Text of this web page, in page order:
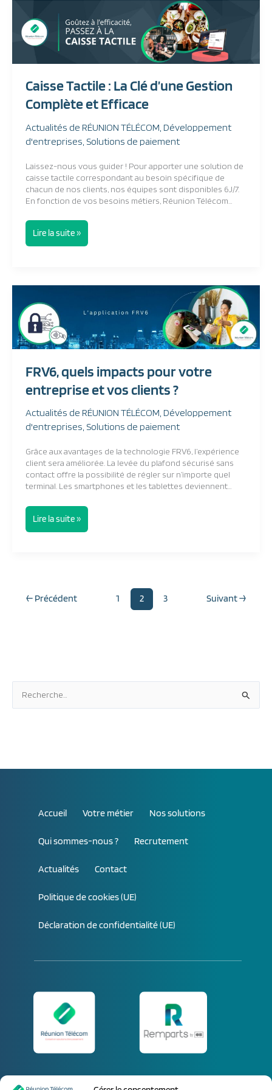
e
Caisse Tactile : La Clé d’une Gestion
Complète et Efficace
Actualités de RÉUNION TÉLÉCOM, Développement
d'entreprises, Solutions de paiement
Laissez-nous vous guider ! Pour apporter une solution de
caisse tactile correspondant au besoin spécifique de
chacun de nos clients, nos équipes sont disponibles 6J/7.
En fonction de vos besoins métiers, Réunion Télécom…
Tactile
:
La
d’une
Complète
Efficace
Lire la suite »
FRV6, quels impacts pour votre
entreprise et vos clients ?
Actualités de RÉUNION TÉLÉCOM, Développement
d'entreprises, Solutions de paiement
Grâce aux avantages de la technologie FRV6, l’expérience
client sera améliorée. La levée du plafond sécurisé sans
contact offre la possibilité de régler sur n’importe quel
terminal. Les smartphones et les tablettes deviennent…
quels
impacts
pour
votre
entreprise
vos
Lire la suite »
← Précédent 1 2 3 Suivant→
Accueil Votre métier Nos solutions
Qui sommes-nous ? Recrutement
Actualités Contact
Politique de cookies (UE)
Déclaration de confidentialité (UE)